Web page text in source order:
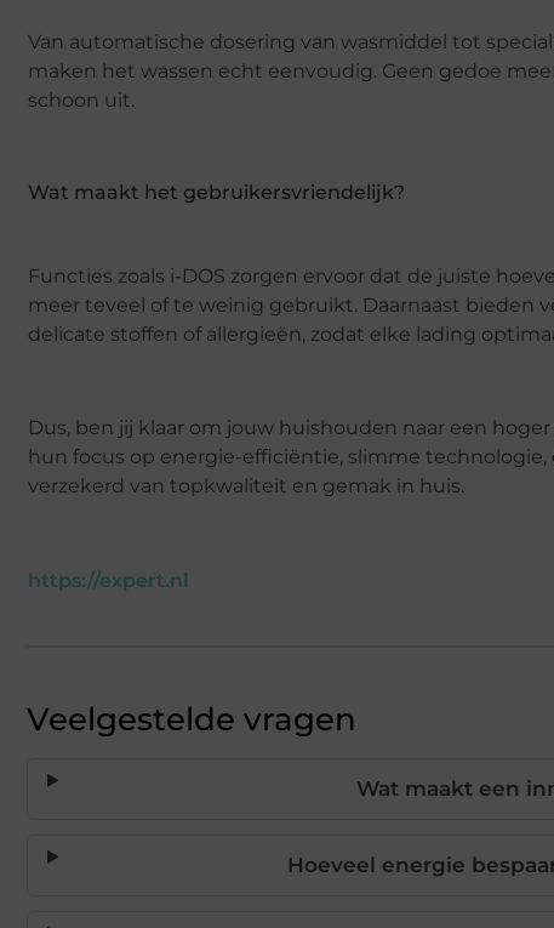
Van automatische dosering van wasmiddel tot
maken het wassen echt eenvoudig. Geen gedoe
schoon uit.
Wat maakt het gebruikersvriendelijk?
Functies zoals i-DOS zorgen ervoor dat de juiste
meer teveel of te weinig gebruikt. Daarnaast bieden
delicate stoffen of allergieën, zodat elke lading
Dus, ben jij klaar om jouw huishouden naar een
hun focus op energie-efficiëntie, slimme
verzekerd van topkwaliteit en gemak in huis.
https://expert.nl
Veelgestelde vragen
Wat maakt een
Hoeveel energie